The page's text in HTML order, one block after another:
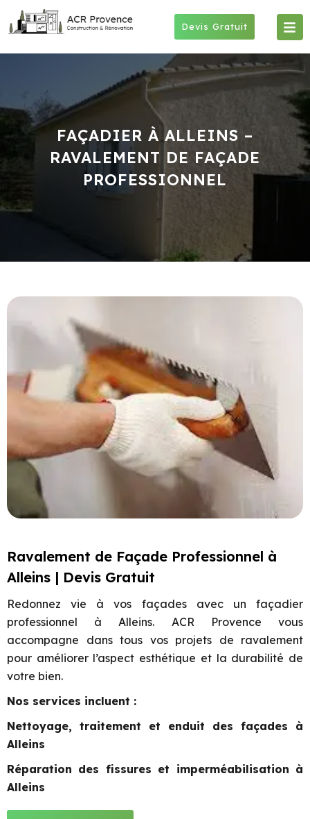
Devis Gratuit
FAÇADIER À ALLEINS –
RAVALEMENT DE FAÇADE
PROFESSIONNEL
Ravalement de Façade Professionnel à
Alleins | Devis Gratuit
Redonnez vie à vos façades avec un façadier
professionnel à Alleins. ACR Provence vous
accompagne dans tous vos projets de ravalement
pour améliorer l’aspect esthétique et la durabilité de
votre bien.
Nos services incluent :
Nettoyage, traitement et enduit des façades à
Alleins
Réparation des fissures et imperméabilisation à
Alleins